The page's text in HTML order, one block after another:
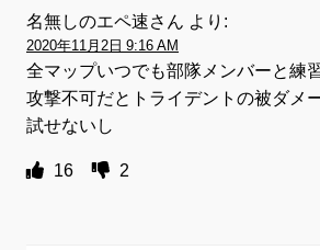
名無しのエペ速さん より:
2020年11月2日 9:16 AM
全マップいつでも部隊メンバーと練
攻撃不可だとトライデントの被ダメ
試せないし
16 2